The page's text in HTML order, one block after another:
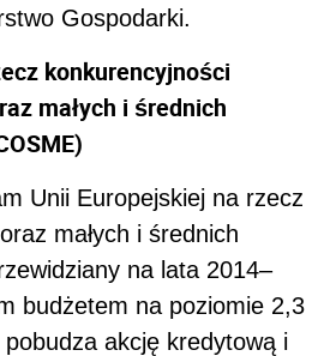
Gospodarki.
konkurencyjności
małych i średnich
Unii Europejskiej na rzecz
małych i średnich
na lata 2014–
budżetem na poziomie 2,3
akcję kredytową i